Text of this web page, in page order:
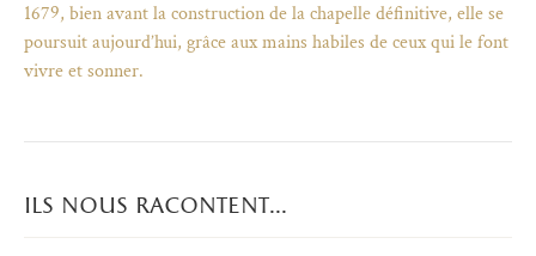
onglet)
nouvel onglet)
fenêtre modale)
de l'application (ouverture dans un nouvel onglet)
1679, bien avant la construction de la chapelle définitive, elle se
poursuit aujourd’hui, grâce aux mains habiles de ceux qui le font
vivre et sonner.
ils nous racontent...